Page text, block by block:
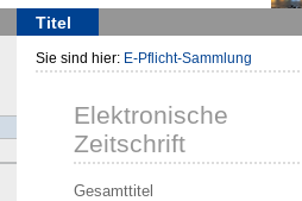
Titel
Sie sind hier: E-Pflicht-Sammlung
Elektronische
Zeitschrift
Gesamttitel